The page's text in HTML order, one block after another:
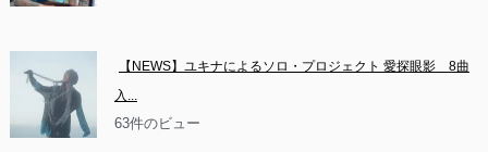
【NEWS】ユキナによるソロ・プロジェクト 愛探眼影　8曲
入...
63件のビュー